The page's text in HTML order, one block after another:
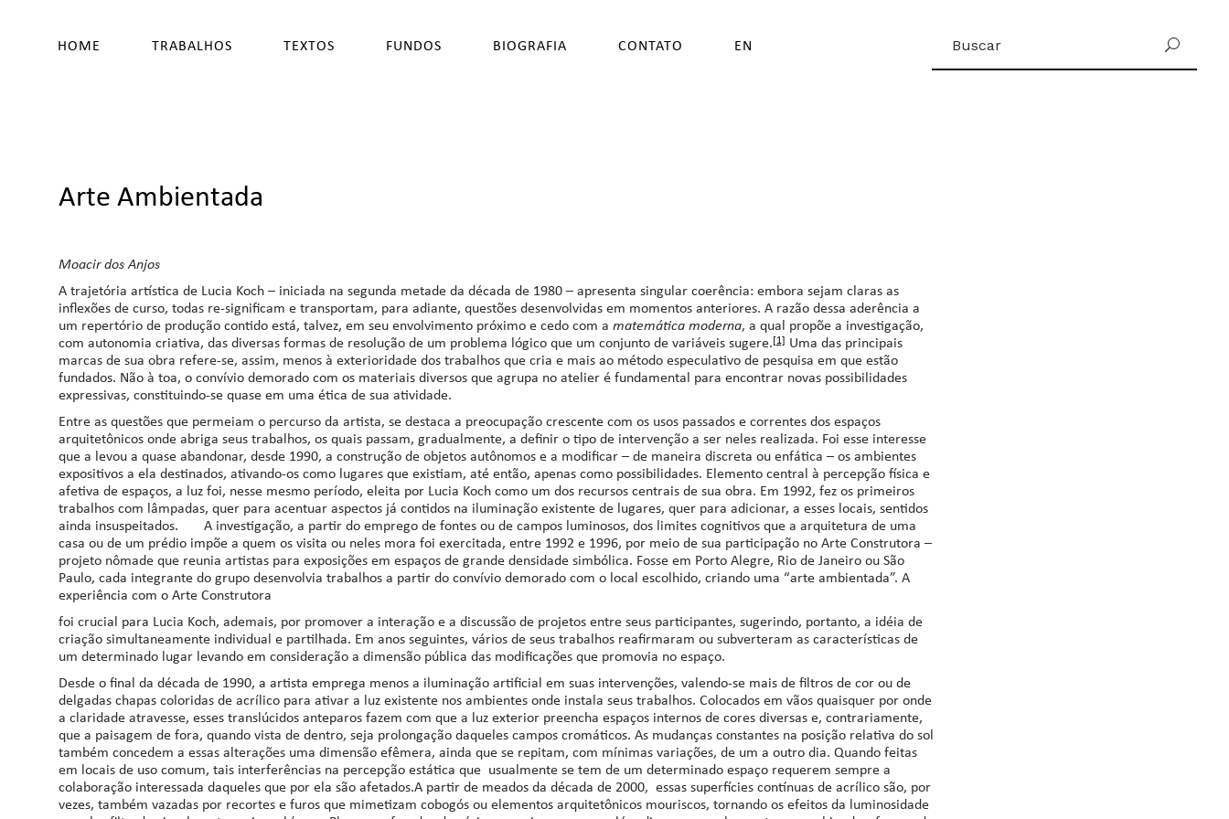
HOME TRABALHOS TEXTOS FUNDOS BIOGRAFIA CONTATO EN U
Arte Ambientada
Moacir dos Anjos
A trajetória artística de Lucia Koch – iniciada na segunda metade da década de 1980 – apresenta singular coerência: embora sejam claras as
inflexões de curso, todas re-significam e transportam, para adiante, questões desenvolvidas em momentos anteriores. A razão dessa aderência a
um repertório de produção contido está, talvez, em seu envolvimento próximo e cedo com a matemática moderna, a qual propõe a investigação,
com autonomia criativa, das diversas formas de resolução de um problema lógico que um conjunto de variáveis sugere.[1] Uma das principais
marcas de sua obra refere-se, assim, menos à exterioridade dos trabalhos que cria e mais ao método especulativo de pesquisa em que estão
fundados. Não à toa, o convívio demorado com os materiais diversos que agrupa no atelier é fundamental para encontrar novas possibilidades
expressivas, constituindo-se quase em uma ética de sua atividade.
Entre as questões que permeiam o percurso da artista, se destaca a preocupação crescente com os usos passados e correntes dos espaços
arquitetônicos onde abriga seus trabalhos, os quais passam, gradualmente, a definir o tipo de intervenção a ser neles realizada. Foi esse interesse
que a levou a quase abandonar, desde 1990, a construção de objetos autônomos e a modificar – de maneira discreta ou enfática – os ambientes
expositivos a ela destinados, ativando-os como lugares que existiam, até então, apenas como possibilidades. Elemento central à percepção física e
afetiva de espaços, a luz foi, nesse mesmo período, eleita por Lucia Koch como um dos recursos centrais de sua obra. Em 1992, fez os primeiros
trabalhos com lâmpadas, quer para acentuar aspectos já contidos na iluminação existente de lugares, quer para adicionar, a esses locais, sentidos
ainda insuspeitados. A investigação, a partir do emprego de fontes ou de campos luminosos, dos limites cognitivos que a arquitetura de uma
casa ou de um prédio impõe a quem os visita ou neles mora foi exercitada, entre 1992 e 1996, por meio de sua participação no Arte Construtora –
projeto nômade que reunia artistas para exposições em espaços de grande densidade simbólica. Fosse em Porto Alegre, Rio de Janeiro ou São
Paulo, cada integrante do grupo desenvolvia trabalhos a partir do convívio demorado com o local escolhido, criando uma “arte ambientada”. A
experiência com o Arte Construtora
foi crucial para Lucia Koch, ademais, por promover a interação e a discussão de projetos entre seus participantes, sugerindo, portanto, a idéia de
criação simultaneamente individual e partilhada. Em anos seguintes, vários de seus trabalhos reafirmaram ou subverteram as características de
um determinado lugar levando em consideração a dimensão pública das modificações que promovia no espaço.
Desde o final da década de 1990, a artista emprega menos a iluminação artificial em suas intervenções, valendo-se mais de filtros de cor ou de
delgadas chapas coloridas de acrílico para ativar a luz existente nos ambientes onde instala seus trabalhos. Colocados em vãos quaisquer por onde
a claridade atravesse, esses translúcidos anteparos fazem com que a luz exterior preencha espaços internos de cores diversas e, contrariamente,
que a paisagem de fora, quando vista de dentro, seja prolongação daqueles campos cromáticos. As mudanças constantes na posição relativa do sol
também concedem a essas alterações uma dimensão efêmera, ainda que se repitam, com mínimas variações, de um a outro dia. Quando feitas
em locais de uso comum, tais interferências na percepção estática que usualmente se tem de um determinado espaço requerem sempre a
colaboração interessada daqueles que por ela são afetados.A partir de meados da década de 2000, essas superfícies contínuas de acrílico são, por
vezes, também vazadas por recortes e furos que mimetizam cobogós ou elementos arquitetônicos mouriscos, tornando os efeitos da luminosidade